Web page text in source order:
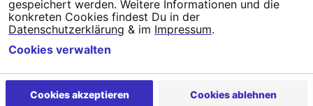
NewsletterHilfe und
FAQKontakt DatenschutzImpressumCookie Einstellungen
gespeichert werden. Weitere Informationen und die
konkreten Cookies findest Du in der
Datenschutzerklärung & im Impressum.
Cookies akzeptieren Cookies ablehnen
Cookies verwalten